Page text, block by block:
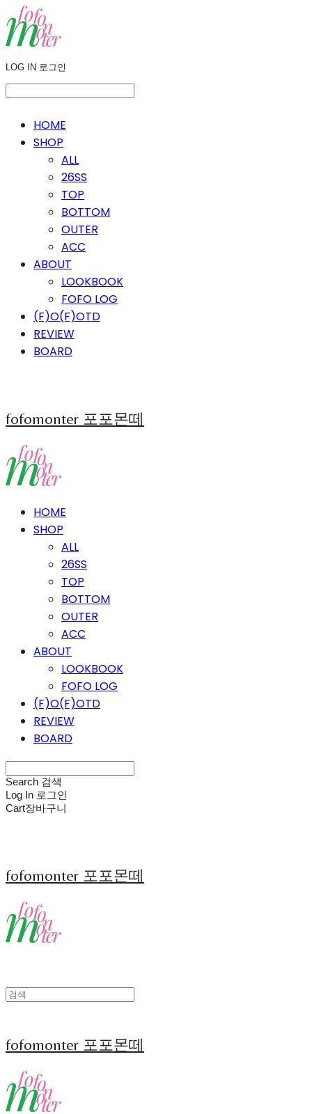
LOG IN 로그인
HOME
SHOP
ALL
26SS
TOP
BOTTOM
OUTER
ACC
ABOUT
LOOKBOOK
FOFO LOG
(F)O(F)OTD
REVIEW
BOARD
fofomonter 포포몬떼
HOME
SHOP
ALL
26SS
TOP
BOTTOM
OUTER
ACC
ABOUT
LOOKBOOK
FOFO LOG
(F)O(F)OTD
REVIEW
BOARD
Search 검색
Log In 로그인
Cart장바구니
fofomonter 포포몬떼
fofomonter 포포몬떼